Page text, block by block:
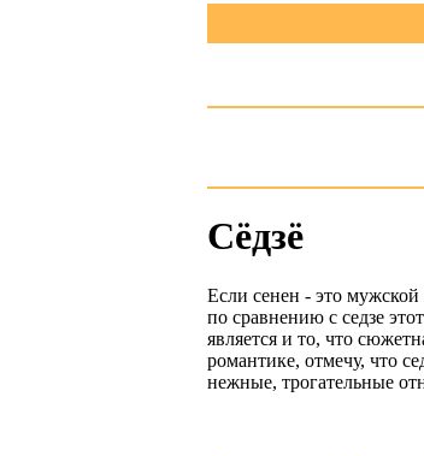
Сёдзё
Если сенен - это
по сравнению с седзе
является и то, что
романтике, отмечу, что
нежные, трогательные